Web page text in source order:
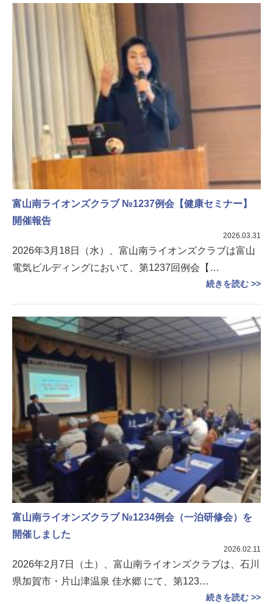
富山南ライオンズクラブ №1237例会【健康セミナー】
開催報告
2026.03.31
2026年3月18日（水）、富山南ライオンズクラブは富山
電気ビルディングにおいて、第1237回例会【…
続きを読む >>
富山南ライオンズクラブ №1234例会（一泊研修会）を
開催しました
2026.02.11
2026年2月7日（土）、富山南ライオンズクラブは、石川
県加賀市・片山津温泉 佳水郷 にて、第123…
続きを読む >>